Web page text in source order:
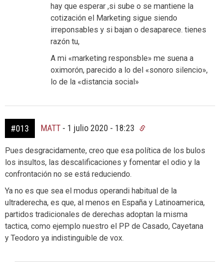
hay que esperar ,si sube o se mantiene la
cotización el Marketing sigue siendo
irreponsables y si bajan o desaparece. tienes
razón tu,
A mi «marketing responsble» me suena a
oximorón, parecido a lo del «sonoro silencio»,
lo de la «distancia social»
#013 MATT - 1 julio 2020 - 18:23
Pues desgracidamente, creo que esa política de los bulos
los insultos, las descalificaciones y fomentar el odio y la
confrontación no se está reduciendo.
Ya no es que sea el modus operandi habitual de la
ultraderecha, es que, al menos en España y Latinoamerica,
partidos tradicionales de derechas adoptan la misma
tactica, como ejemplo nuestro el PP de Casado, Cayetana
y Teodoro ya indistinguible de vox.